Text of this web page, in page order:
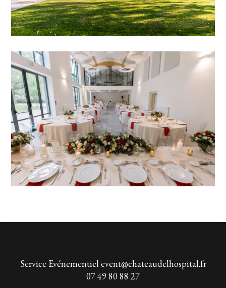
Service Evénementiel event@chateaudelhospital.fr
07 49 80 88 27